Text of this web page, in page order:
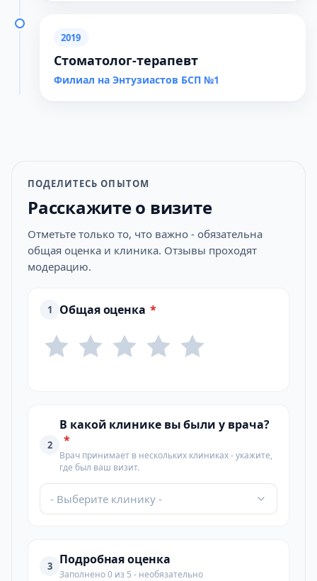
2019
Стоматолог-терапевт
Филиал на Энтузиастов БСП №1
ПОДЕЛИТЕСЬ ОПЫТОМ
Расскажите о визите
Отметьте только то, что важно - обязательна
общая оценка и клиника. Отзывы проходят
модерацию.
1 Общая оценка *
2
В какой клинике вы были у врача?
*
Врач принимает в нескольких клиниках - укажите,
где был ваш визит.
- Выберите клинику -
3 Подробная оценка
Заполнено 0 из 5 - необязательно